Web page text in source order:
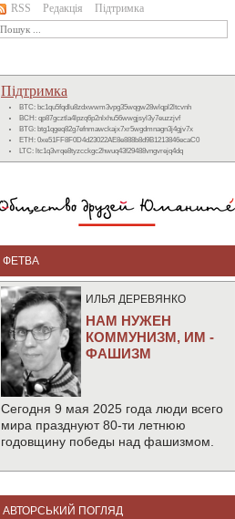
RSS Редакція Підтримка
Підтримка
BTC: bc1qu5fqdlu8zdxwwm3vpg35wqgw28wlqpl2ltcvnh
BCH: qp87gcztla4lpzq6p2nlxhu56wwgjsyl3y7euzzjvf
BTG: btg1qgeq82g7efnmawckajx7xr5wgdmnagn3j4gjv7x
ETH: 0xe51FF8F0D4d23022AE8e888b8d9B1213846ecaC0
LTC: ltc1q3vrqe8tyzcckgc2hwuq43f29488vngvrejq4dq
ФЕТВА
ИЛЬЯ ДЕРЕВЯНКО
НАМ НУЖЕН
КОММУНИЗМ, ИМ -
ФАШИЗМ
Сегодня 9 мая 2025 года люди всего
мира празднуют 80-ти летнюю
годовщину победы над фашизмом.
АВТОРСЬКИЙ ПОГЛЯД